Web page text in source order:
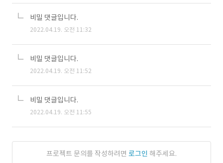
비밀 댓글입니다.
2022.04.19. 오전 11:32
비밀 댓글입니다.
2022.04.19. 오전 11:52
비밀 댓글입니다.
2022.04.19. 오전 11:55
프로젝트 문의를 작성하려면 로그인 해주세요.